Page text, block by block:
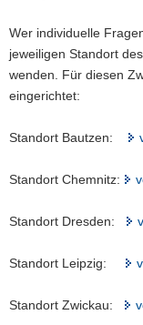
Wer individuelle
jeweiligen Standort
wenden. Für diesen
eingerichtet:
Standort Bautzen:
Standort Chemnitz:
Standort Dresden:
Standort Leipzig:
Standort Zwickau: